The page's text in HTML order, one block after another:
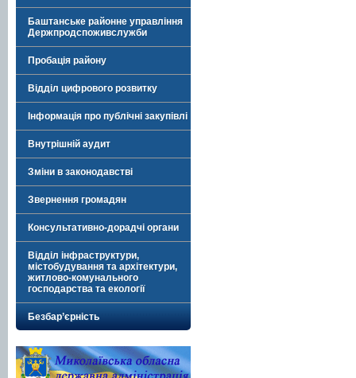
Баштанське районне управління
Держпродспоживслужби
Пробація району
Відділ цифрового розвитку
Інформація про публічні закупівлі
Внутрішній аудит
Зміни в законодавстві
Звернення громадян
Консультативно-дорадчі органи
Відділ інфраструктури,
містобудування та архітектури,
житлово-комунального
господарства та екології
Безбар’єрність